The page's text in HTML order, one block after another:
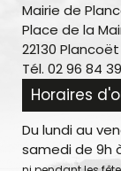
Mairie de
Place de la
22130 Plancoët
Tél. 02 96 84
Horaires
Du lundi au
samedi de 9h